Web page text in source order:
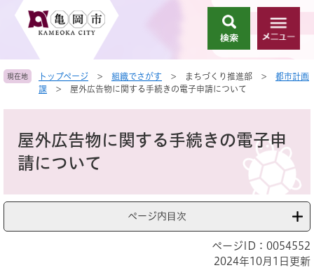
頭
す
飛
し
索
メ
ニ
ー
現在地 トップページ > 組織でさがす > まちづくり推進部 >
都市計画
課
> 屋外広告物に関する手続きの電子申請について
屋外広告物に関する手続きの電子申
請について
ページ内目次
ページID：0054552
2024年10月1日更新